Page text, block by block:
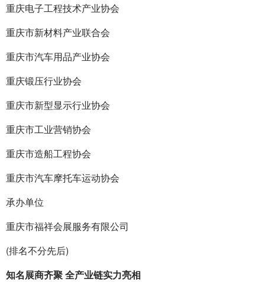
重庆电子工程技术产业协会
重庆市新材料产业联合会
重庆市汽车用品产业协会
重庆锻压行业协会
重庆市新型显示行业协会
重庆市工业营销协会
重庆市造船工程协会
重庆市汽车摩托车运动协会
承办单位
重庆市福祥会展服务有限公司
(排名不分先后)
知名展商齐聚 全产业链实力亮相